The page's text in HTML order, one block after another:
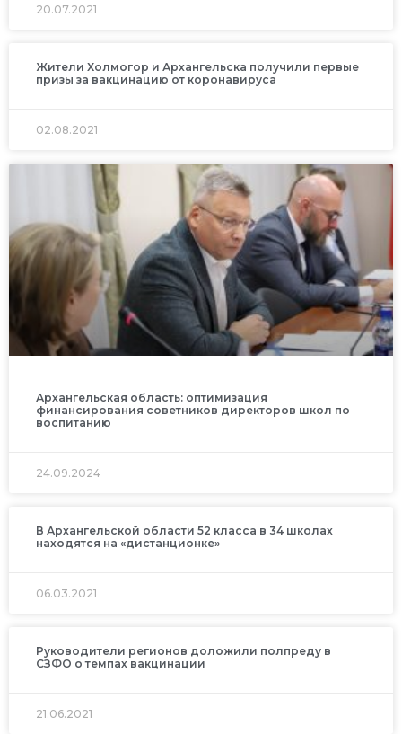
20.07.2021
Жители Холмогор и Архангельска получили первые
призы за вакцинацию от коронавируса
02.08.2021
Архангельская область: оптимизация
финансирования советников директоров школ по
воспитанию
24.09.2024
В Архангельской области 52 класса в 34 школах
находятся на «дистанционке»
06.03.2021
Руководители регионов доложили полпреду в
СЗФО о темпах вакцинации
21.06.2021